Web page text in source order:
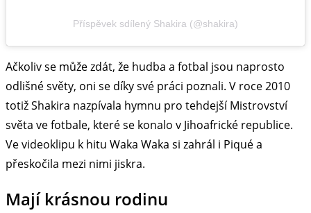
Příspěvek sdílený Shakira (@shakira)
Ačkoliv se může zdát, že hudba a fotbal jsou naprosto
odlišné světy, oni se díky své práci poznali. V roce 2010
totiž Shakira nazpívala hymnu pro tehdejší Mistrovství
světa ve fotbale, které se konalo v Jihoafrické republice.
Ve videoklipu k hitu Waka Waka si zahrál i Piqué a
přeskočila mezi nimi jiskra.
Mají krásnou rodinu